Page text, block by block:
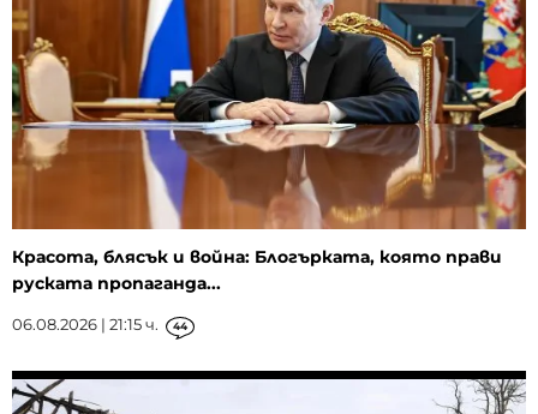
Красота, блясък и война: Блогърката, която прави
руската пропаганда...
06.08.2026 | 21:15 ч. 44